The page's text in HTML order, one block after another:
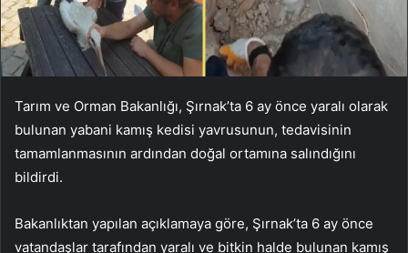
Tarım ve Orman Bakanlığı, Şırnak’ta 6 ay önce yaralı olarak
bulunan yabani kamış kedisi yavrusunun, tedavisinin
tamamlanmasının ardından doğal ortamına salındığını
bildirdi.
Bakanlıktan yapılan açıklamaya göre, Şırnak’ta 6 ay önce
vatandaşlar tarafından yaralı ve bitkin halde bulunan kamış